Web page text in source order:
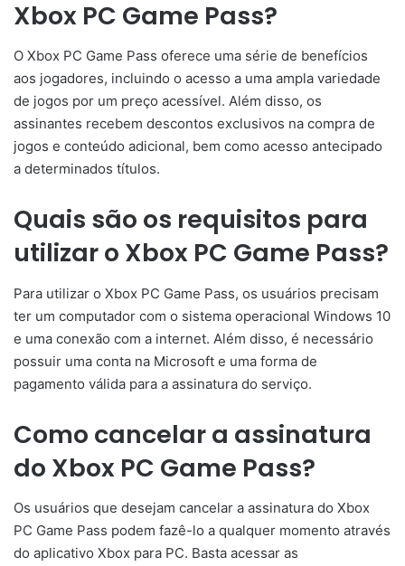
Xbox PC Game Pass?
O Xbox PC Game Pass oferece uma série de benefícios
aos jogadores, incluindo o acesso a uma ampla variedade
de jogos por um preço acessível. Além disso, os
assinantes recebem descontos exclusivos na compra de
jogos e conteúdo adicional, bem como acesso antecipado
a determinados títulos.
Quais são os requisitos para
utilizar o Xbox PC Game Pass?
Para utilizar o Xbox PC Game Pass, os usuários precisam
ter um computador com o sistema operacional Windows 10
e uma conexão com a internet. Além disso, é necessário
possuir uma conta na Microsoft e uma forma de
pagamento válida para a assinatura do serviço.
Como cancelar a assinatura
do Xbox PC Game Pass?
Os usuários que desejam cancelar a assinatura do Xbox
PC Game Pass podem fazê-lo a qualquer momento através
do aplicativo Xbox para PC. Basta acessar as